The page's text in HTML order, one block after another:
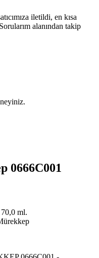
iletildi, en kısa
alanından takip
0666C001
ml.